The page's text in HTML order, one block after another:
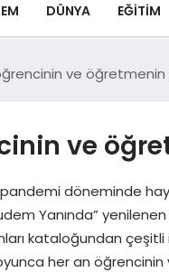
DÜNYA EĞITIM
ve öğretmenin
ve
döneminde
Yanında” yenilenen
kataloğundan
her an